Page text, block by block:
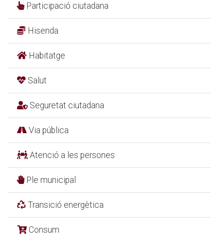
Participació ciutadana
Hisenda
Habitatge
Salut
Seguretat ciutadana
Via pública
Atenció a les persones
Ple municipal
Transició energètica
Consum